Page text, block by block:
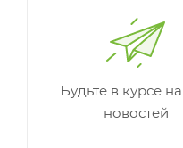
Будьте в курсе
новостей